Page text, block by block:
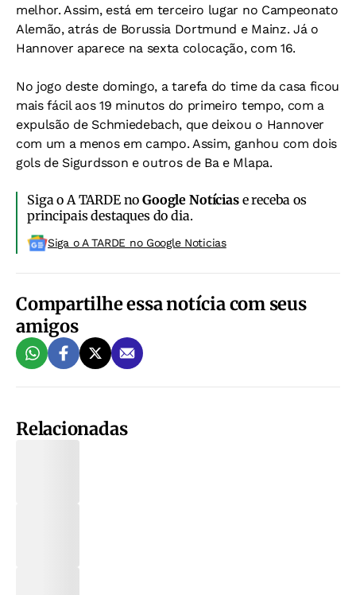
melhor. Assim, está em terceiro lugar no Campeonato
Alemão, atrás de Borussia Dortmund e Mainz. Já o
Hannover aparece na sexta colocação, com 16.
No jogo deste domingo, a tarefa do time da casa ficou
mais fácil aos 19 minutos do primeiro tempo, com a
expulsão de Schmiedebach, que deixou o Hannover
com um a menos em campo. Assim, ganhou com dois
gols de Sigurdsson e outros de Ba e Mlapa.
Siga o A TARDE noGoogle Notíciase receba os
principais destaques do dia.
Siga o A TARDE no Google Noticias
Compartilhe essa notícia com seus
amigos
Relacionadas